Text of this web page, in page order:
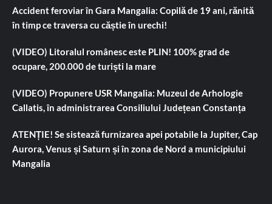
Accident feroviar în Gara Mangalia: Copilă de 19 ani, rănită
în timp ce traversa cu căștie în urechi!
(VIDEO) Litoralul românesc este PLIN! 100% grad de
ocupare, 200.000 de turiști la mare
(VIDEO) Propunere USR Mangalia: Muzeul de Arhologie
Callatis, în administrarea Consiliului Județean Constanța
ATENȚIE! Se sistează furnizarea apei potabile la Jupiter, Cap
Aurora, Venus și Saturn și în zona de Nord a municipiului
Mangalia